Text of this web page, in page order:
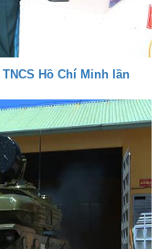
Hồ Chí Minh lần